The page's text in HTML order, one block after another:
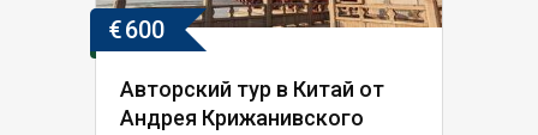
€600
Авторский тур в Китай от
Андрея Крижанивского